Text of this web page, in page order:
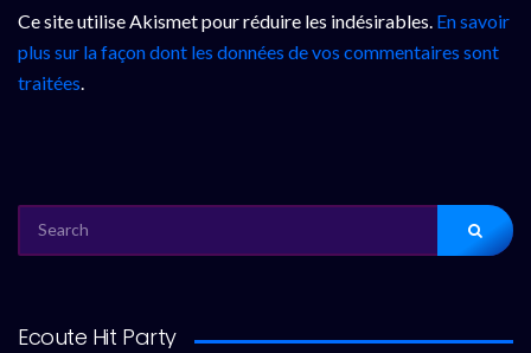
Ce site utilise Akismet pour réduire les indésirables. En savoir
plus sur la façon dont les données de vos commentaires sont
traitées.
FOR:
Ecoute Hit Party